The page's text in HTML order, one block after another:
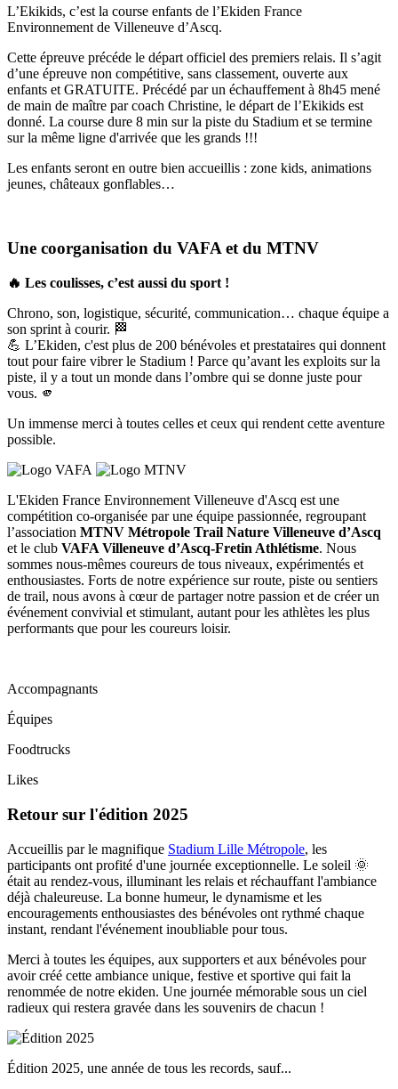
L’Ekikids, c’est la course enfants de l’Ekiden France
Environnement de Villeneuve d’Ascq.
Cette épreuve précéde le départ officiel des premiers relais. Il s’agit
d’une épreuve non compétitive, sans classement, ouverte aux
enfants et GRATUITE. Précédé par un échauffement à 8h45 mené
de main de maître par coach Christine, le départ de l’Ekikids est
donné. La course dure 8 min sur la piste du Stadium et se termine
sur la même ligne d'arrivée que les grands !!!
Les enfants seront en outre bien accueillis : zone kids, animations
jeunes, châteaux gonflables…
Une coorganisation du VAFA et du MTNV
🔥 Les coulisses, c’est aussi du sport !
Chrono, son, logistique, sécurité, communication… chaque équipe a
son sprint à courir. 🏁
💪 L’Ekiden, c'est plus de 200 bénévoles et prestataires qui donnent
tout pour faire vibrer le Stadium ! Parce qu’avant les exploits sur la
piste, il y a tout un monde dans l’ombre qui se donne juste pour
vous. 🫵
Un immense merci à toutes celles et ceux qui rendent cette aventure
possible.
L'Ekiden France Environnement Villeneuve d'Ascq est une
compétition co-organisée par une équipe passionnée, regroupant
l’association MTNV Métropole Trail Nature Villeneuve d’Ascq
et le club VAFA Villeneuve d’Ascq-Fretin Athlétisme. Nous
sommes nous-mêmes coureurs de tous niveaux, expérimentés et
enthousiastes. Forts de notre expérience sur route, piste ou sentiers
de trail, nous avons à cœur de partager notre passion et de créer un
événement convivial et stimulant, autant pour les athlètes les plus
performants que pour les coureurs loisir.
Accompagnants
Équipes
Foodtrucks
Likes
Retour sur l'édition 2025
Accueillis par le magnifique Stadium Lille Métropole, les
participants ont profité d'une journée exceptionnelle. Le soleil 🌞
était au rendez-vous, illuminant les relais et réchauffant l'ambiance
déjà chaleureuse. La bonne humeur, le dynamisme et les
encouragements enthousiastes des bénévoles ont rythmé chaque
instant, rendant l'événement inoubliable pour tous.
Merci à toutes les équipes, aux supporters et aux bénévoles pour
avoir créé cette ambiance unique, festive et sportive qui fait la
renommée de notre ekiden. Une journée mémorable sous un ciel
radieux qui restera gravée dans les souvenirs de chacun !
Édition 2025, une année de tous les records, sauf...